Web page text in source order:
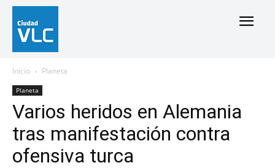
Inicio Planeta
Planeta
Varios heridos en Alemania
tras manifestación contra
ofensiva turca